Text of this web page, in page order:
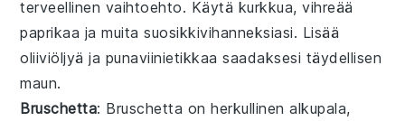
terveellinen vaihtoehto. Käytä kurkkua,vihreää
paprikaa ja muita suosikkivihanneksiasi. Lisää
oliiviöljyä ja punaviinietikkaa saadaksesi täydellisen
maun.
Bruschetta: Bruschetta on herkullinen alkupala,